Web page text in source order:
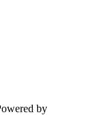
by